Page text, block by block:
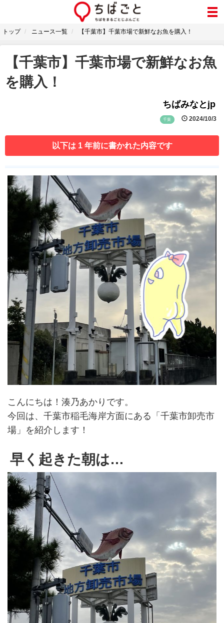
トップ ニュース一覧 【千葉市】千葉市場で新鮮なお魚を購入！
【千葉市】千葉市場で新鮮なお魚
を購入！
ちばみなとjp
千葉 2024/10/3
以下は 1 年前に書かれた内容です
こんにちは！湊乃あかりです。
今回は、千葉市稲毛海岸方面にある「千葉市卸売市
場」を紹介します！
早く起きた朝は…